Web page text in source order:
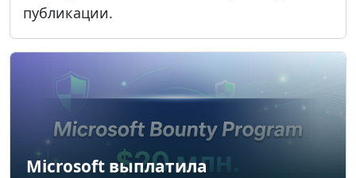
публикации.
Microsoft выплатила